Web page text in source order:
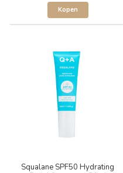
Kopen
Squalane SPF50 Hydrating